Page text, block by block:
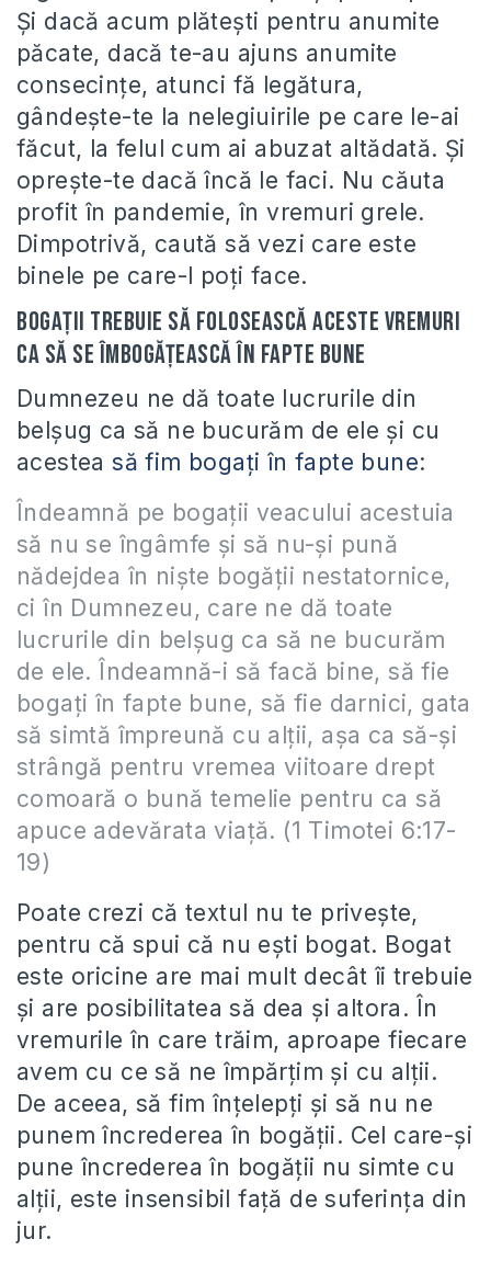
Și dacă acum plătești pentru anumite
păcate, dacă te-au ajuns anumite
consecințe, atunci fă legătura,
gândește-te la nelegiuirile pe care le-ai
făcut, la felul cum ai abuzat altădată. Și
oprește-te dacă încă le faci. Nu căuta
profit în pandemie, în vremuri grele.
Dimpotrivă, caută să vezi care este
binele pe care-l poți face.
Bogații trebuie să folosească aceste vremuri
ca să se îmbogățească în fapte bune
Dumnezeu ne dă toate lucrurile din
belșug ca să ne bucurăm de ele și cu
acesteasă fim bogați în fapte bune:
Îndeamnă pe bogaţii veacului acestuia
să nu se îngâmfe şi să nu-şi pună
nădejdea în nişte bogăţii nestatornice,
ci în Dumnezeu, care ne dă toate
lucrurile din belşug ca să ne bucurăm
de ele. Îndeamnă-i să facă bine, să fie
bogaţi în fapte bune, să fie darnici, gata
să simtă împreună cu alţii, aşa ca să-şi
strângă pentru vremea viitoare drept
comoară o bună temelie pentru ca să
apuce adevărata viaţă. (1 Timotei 6:17-
19)
Poate crezi că textul nu te privește,
pentru că spui că nu ești bogat. Bogat
este oricine are mai mult decât îi trebuie
și are posibilitatea să dea și altora. În
vremurile în care trăim, aproape fiecare
avem cu ce să ne împărțim și cu alții.
De aceea, să fim înțelepți și să nu ne
punem încrederea în bogății. Cel care-și
pune încrederea în bogății nu simte cu
alții, este insensibil față de suferința din
jur.